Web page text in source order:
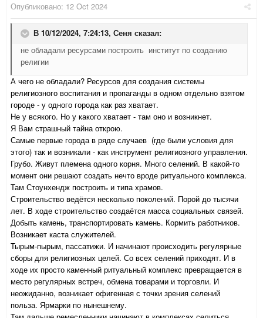
Опубликовано: 12 Oct 2024
В 10/12/2024, 7:24:13, Сеня сказал:
не обладали ресурсами построить институт по созданию
религии
А чего не обладали? Ресурсов для создания системы
религиозного воспитания и пропаганды в одном отдельно взятом
городе - у одного города как раз хватает.
Не у всякого. Но у какого хватает - там оно и возникнет.
Я Вам страшный тайна открою.
Самые первые города в ряде случаев (где были условия для
этого) так и возникали - как инструмент религиозного управления.
Грубо. Живут племена одного корня. Много селений. В какой-то
момент они решают создать нечто вроде ритуального комплекса.
Там Стоунхендж построить и типа храмов.
Строительство ведётся несколько поколений. Порой до тысячи
лет. В ходе строительство создаётся масса социальных связей.
Добыть камень, транспортировать камень. Кормить работников.
Возникает каста служителей.
Тырым-пырым, пассатижи. И начинают происходить регулярные
сборы для религиозных целей. Со всех селений приходят. И в
ходе их просто каменный ритуальный комплекс превращается в
место регулярных встреч, обмена товарами и торговли. И
неожиданно, возникает офигенная с точки зрения селений
польза. Ярмарки по нынешнему.